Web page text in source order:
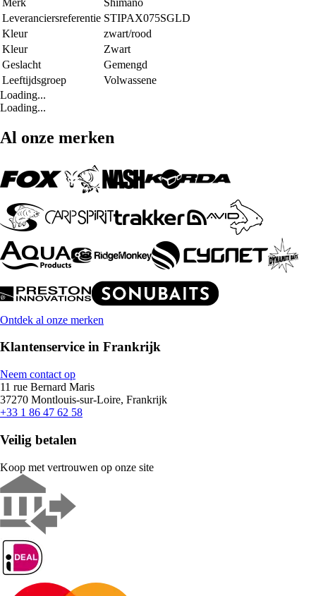
Merk
Shimano
Leveranciersreferentie STIPAX075SGLD
Kleur
zwart/rood
Kleur
Zwart
Geslacht
Gemengd
Leeftijdsgroep
Volwassene
Loading...
Loading...
Al onze merken
Ontdek al onze merken
Klantenservice in Frankrijk
Neem contact op
11 rue Bernard Maris
37270 Montlouis-sur-Loire, Frankrijk
+33 1 86 47 62 58
Veilig betalen
Koop met vertrouwen op onze site